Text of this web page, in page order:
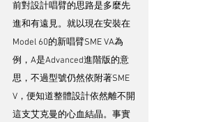
前對設計唱臂的思路是多麼先
進和有遠見。就以現在安裝在
Model 60的新唱臂SME VA為
例，A是Advanced進階版的意
思，不過型號仍然依附著SME
V，便知道整體設計依然離不開
這支艾克曼的心血結晶。事實